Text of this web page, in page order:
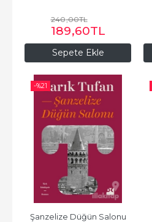
Sepete Ekle
240,00TL
189,60TL
-%21
Şanzelize Düğün Salonu